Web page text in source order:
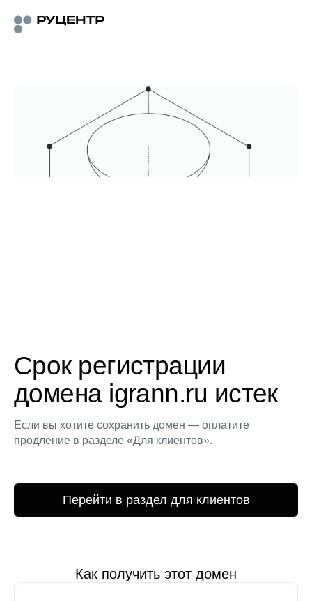
Срок регистрации
домена igrann.ru истек
Если вы хотите сохранить домен — оплатите
продление в разделе «Для клиентов».
Перейти в раздел для клиентов
Как получить этот домен